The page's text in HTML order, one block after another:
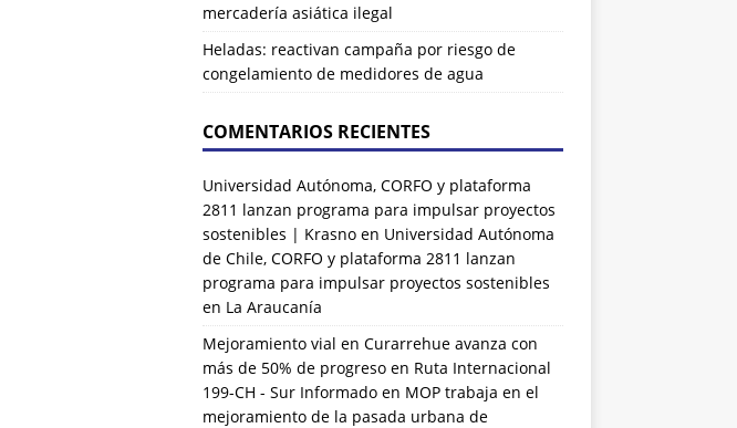
mercadería asiática ilegal
Heladas: reactivan campaña por riesgo de
congelamiento de medidores de agua
COMENTARIOS RECIENTES
Universidad Autónoma, CORFO y plataforma
2811 lanzan programa para impulsar proyectos
sostenibles | Krasnoen Universidad Autónoma
de Chile, CORFO y plataforma 2811 lanzan
programa para impulsar proyectos sostenibles
en La Araucanía
Mejoramiento vial en Curarrehue avanza con
más de 50% de progreso en Ruta Internacional
199-CH - Sur Informadoen MOP trabaja en el
mejoramiento de la pasada urbana de